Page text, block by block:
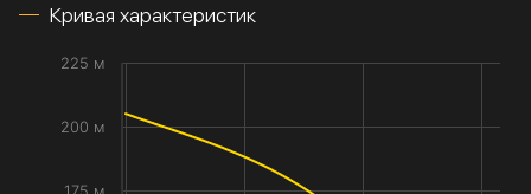
Кривая характеристик
200 м
225 м